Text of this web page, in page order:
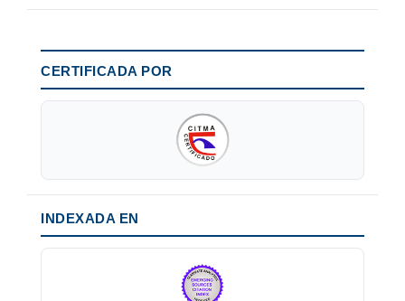
CERTIFICADA POR
INDEXADA EN